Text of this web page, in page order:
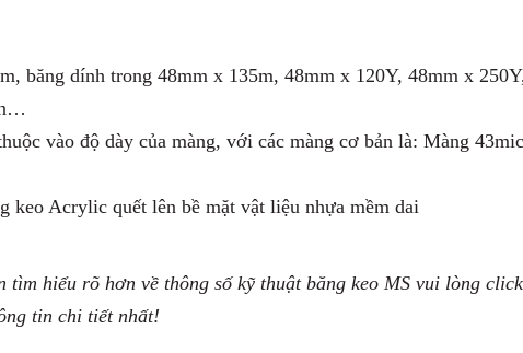
băng dính trong 48mm x 135m, 48mm x 120Y, 48mm x
vào độ dày của màng, với các màng cơ bản là: Màng
keo Acrylic quết lên bề mặt vật liệu nhựa mềm dai
tìm hiểu rõ hơn về thông số kỹ thuật băng keo MS vui lòng click
tin chi tiết nhất!